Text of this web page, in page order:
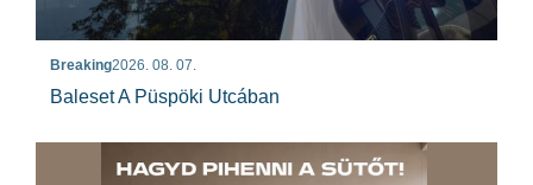
Breaking2026. 08. 07.
Baleset A Püspöki Utcában